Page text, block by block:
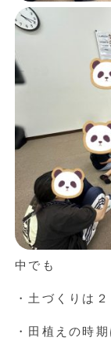
中でも
・土づくりは
・田植えの時